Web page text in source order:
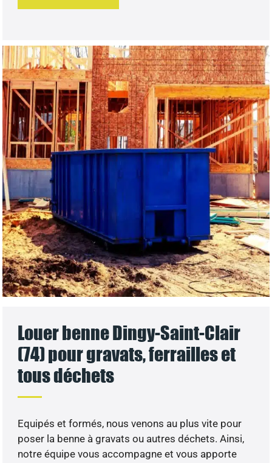
Louer benne Dingy-Saint-Clair
(74) pour gravats, ferrailles et
tous déchets
Equipés et formés, nous venons au plus vite pour
poser la benne à gravats ou autres déchets. Ainsi,
notre équipe vous accompagne et vous apporte